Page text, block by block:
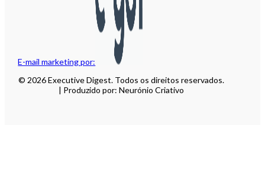
E-mail marketing por:
© 2026 Executive Digest. Todos os direitos reservados.
| Produzido por: Neurónio Criativo